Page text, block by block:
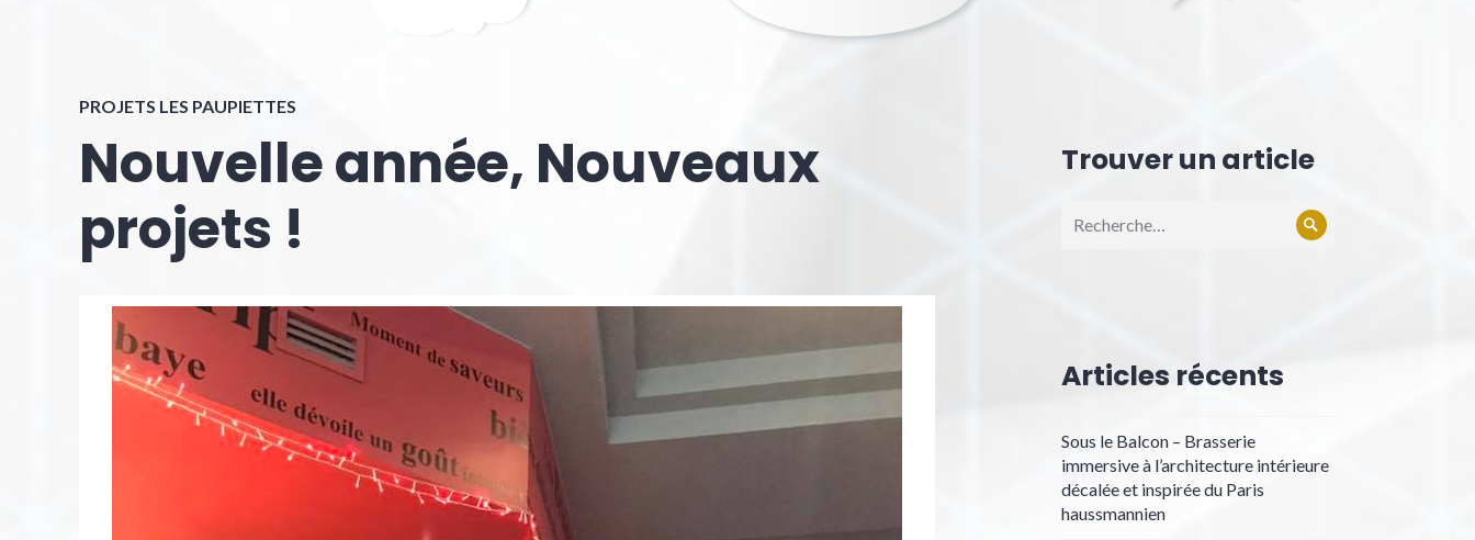
PROJETS LES PAUPIETTES
Nouvelle année, Nouveaux
projets !
Trouver un article
Articles récents
Sous le Balcon – Brasserie
immersive à l’architecture intérieure
décalée et inspirée du Paris
haussmannien